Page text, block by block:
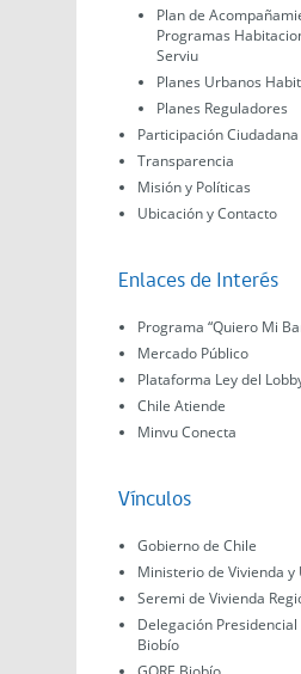
Plan de
Programas
Serviu
Planes Urbanos
Planes Reguladores
Participación Ciudadana
Transparencia
Misión y Políticas
Ubicación y Contacto
Enlaces de Interés
Programa “Quiero Mi
Mercado Público
Plataforma Ley del
Chile Atiende
Minvu Conecta
Vínculos
Gobierno de Chile
Ministerio de Vivienda
Seremi de Vivienda
Delegación Presidencial
Biobío